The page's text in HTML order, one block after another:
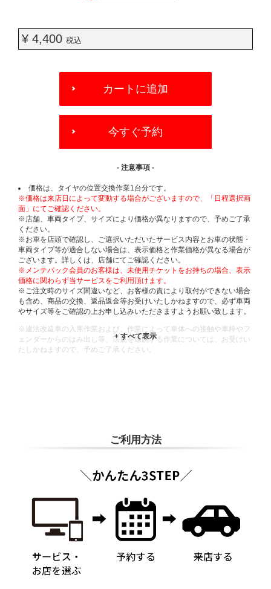
¥ 4,400 税込
OPTIONS
カートに追加
今すぐ予約
- 注意事項 -
価格は、タイヤの位置交換作業1台分です。
※価格は来店日によって変動する場合がございますので、「日程選択画
面」にてご確認ください。
※店舗、車両タイプ、サイズにより価格が異なりますので、予めご了承
ください。
※お車を店頭で確認し、ご選択いただいたサービス内容とお車の状態・
車両タイプ等が適合しない場合は、表示価格と作業価格が異なる場合が
ございます。詳しくは、店舗にてご確認ください。
※メンテパック会員のお客様は、未使用チケットをお持ちの場合、表示
価格に関わらず当サービスをご利用頂けます。
※ご注文時のサイズ間違いなど、お客様の責により取付ができない場合
も含め、商品の交換、返品返金等お受けいたしかねますので、必ず車両
やサイズ等をご確認の上お申し込みいただきますようお願い致します。
※違法改造車の入庫作業および、作業によって車体への接触や車枠やフ
ェンダーからのはみ出し等、法規を逸脱する作業については、お受けい
たしかねますので、予めご了承ください。
ご利用方法